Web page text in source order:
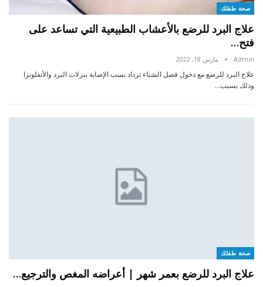
صحة طفلك
علاج البرد للرضع بالأعشاب الطبيعية التي تساعد على
فتح…
Admin مارس 18, 2022
علاج البرد للرضع مع دخول فصل الشتاء تزداد نسب الإصابة بنزلات البرد والأنفلونزا
وذلك بسبب…
صحة طفلك
علاج البرد للرضع بعمر شهر | أعراضه المغص والترجيع…